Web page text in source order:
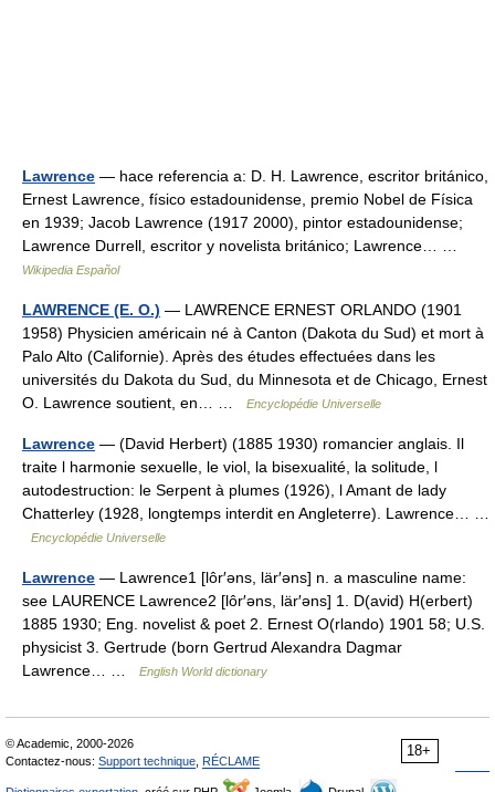
Lawrence — hace referencia a: D. H. Lawrence, escritor británico,
Ernest Lawrence, físico estadounidense, premio Nobel de Física
en 1939; Jacob Lawrence (1917 2000), pintor estadounidense;
Lawrence Durrell, escritor y novelista británico; Lawrence… …
Wikipedia Español
LAWRENCE (E. O.) — LAWRENCE ERNEST ORLANDO (1901
1958) Physicien américain né à Canton (Dakota du Sud) et mort à
Palo Alto (Californie). Après des études effectuées dans les
universités du Dakota du Sud, du Minnesota et de Chicago, Ernest
O. Lawrence soutient, en… …
Encyclopédie Universelle
Lawrence — (David Herbert) (1885 1930) romancier anglais. Il
traite l harmonie sexuelle, le viol, la bisexualité, la solitude, l
autodestruction: le Serpent à plumes (1926), l Amant de lady
Chatterley (1928, longtemps interdit en Angleterre). Lawrence… …
Encyclopédie Universelle
Lawrence — Lawrence1 [lôr′əns, lär′əns] n. a masculine name:
see LAURENCE Lawrence2 [lôr′əns, lär′əns] 1. D(avid) H(erbert)
1885 1930; Eng. novelist & poet 2. Ernest O(rlando) 1901 58; U.S.
physicist 3. Gertrude (born Gertrud Alexandra Dagmar
Lawrence… …
English World dictionary
18+
© Academic, 2000-2026
Contactez-nous: Support technique RÉCLAME